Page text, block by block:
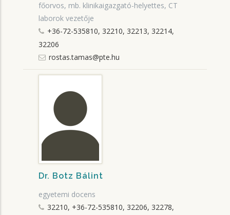
főorvos, mb. klinikaigazgató-helyettes, CT
laborok vezetője
+36-72-535810, 32210, 32213, 32214,
32206
rostas.tamas@pte.hu
Dr. Botz Bálint
egyetemi docens
32210, +36-72-535810, 32206, 32278,